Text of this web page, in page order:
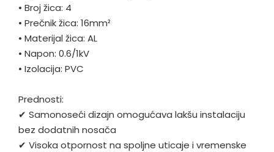
• Broj žica: 4
• Prečnik žica: 16mm²
• Materijal žica: AL
• Napon: 0.6/1kV
• Izolacija: PVC
Prednosti:
✔ Samonoseći dizajn omogućava lakšu instalaciju
bez dodatnih nosača
✔ Visoka otpornost na spoljne uticaje i vremenske